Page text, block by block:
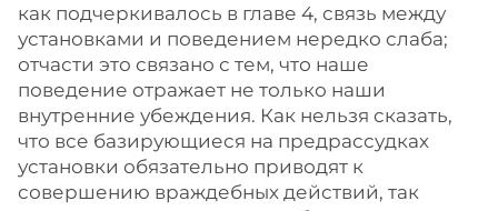
как подчеркивалось в главе 4, связь между
установками и поведением нередко слаба;
отчасти это связано с тем, что наше
поведение отражает не только наши
внутренние убеждения. Как нельзя сказать,
что все базирующиеся на предрассудках
установки обязательно приводят к
совершению враждебных действий, так